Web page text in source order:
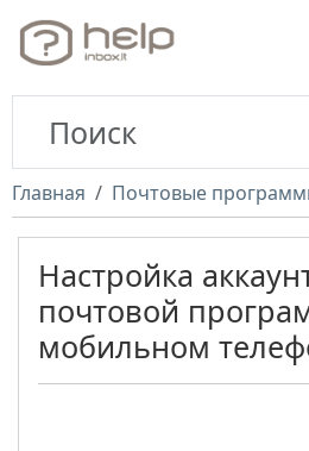
Главная Почтовые
Настройка
почтовой
мобильном